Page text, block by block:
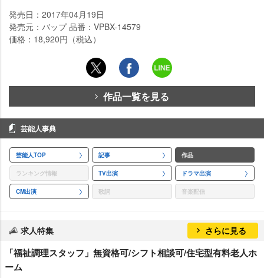
発売日：2017年04月19日
発売元：バップ 品番：VPBX-14579
価格：18,920円（税込）
作品一覧を見る
芸能人事典
芸能人TOP 記事 作品
ランキング情報 TV出演 ドラマ出演
CM出演 歌詞 音楽配信
求人特集 さらに見る
「福祉調理スタッフ」無資格可/シフト相談可/住宅型有料老人ホ
ーム